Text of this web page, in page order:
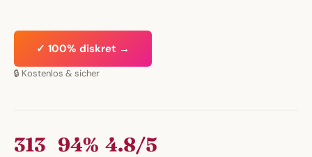
✓ 100% diskret →
🔒 Kostenlos & sicher
313 94% 4.8/5